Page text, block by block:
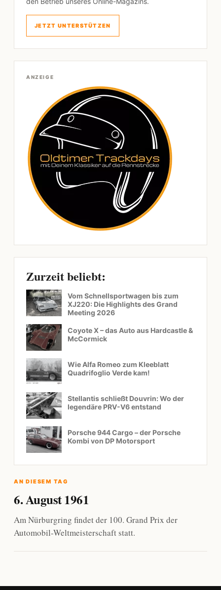
JETZT UNTERSTÜTZEN
ANZEIGE
Zurzeit beliebt:
Vom Schnellsportwagen bis zum
XJ220: Die Highlights des Grand
Meeting 2026
Coyote X – das Auto aus Hardcastle &
McCormick
Wie Alfa Romeo zum Kleeblatt
Quadrifoglio Verde kam!
Stellantis schließt Douvrin: Wo der
legendäre PRV-V6 entstand
Porsche 944 Cargo – der Porsche
Kombi von DP Motorsport
AN DIESEM TAG
6. August 1961
Am Nürburgring findet der 100. Grand Prix der
Automobil-Weltmeisterschaft statt.